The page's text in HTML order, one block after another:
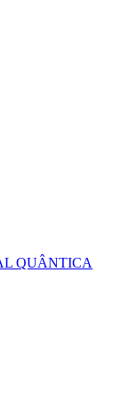
QUÂNTICA